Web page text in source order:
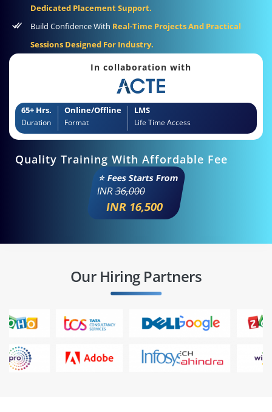
Dedicated Placement Support.
Build Confidence With Real-Time Projects And Practical
Sessions Designed For Industry.
In collaboration with
65+ Hrs.
Duration
Online/Offline
Format
LMS
Life Time Access
Quality Training With Affordable Fee
⭐ Fees Starts From
INR36,000
INR 16,500
Our Hiring Partners